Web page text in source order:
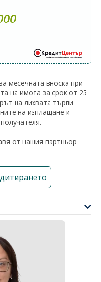
месечната вноска при
на имота за срок от 25
на лихвата търпи
на изплащане и
от нашия партньор